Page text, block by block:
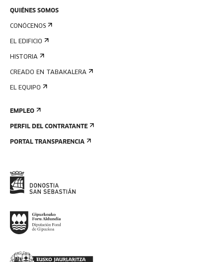
QUIÉNES SOMOS
CONÓCENOS
EL EDIFICIO
HISTORIA
CREADO EN TABAKALERA
EL EQUIPO
EMPLEO
PERFIL DEL CONTRATANTE
PORTAL TRANSPARENCIA